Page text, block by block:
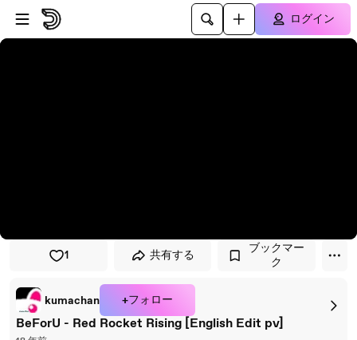
プレイヤーにスキップ
メインコンテンツにスキップ
ログイン
1 共有する
ブックマー
ク
kumachan +フォロー
BeForU - Red Rocket Rising [English Edit pv]